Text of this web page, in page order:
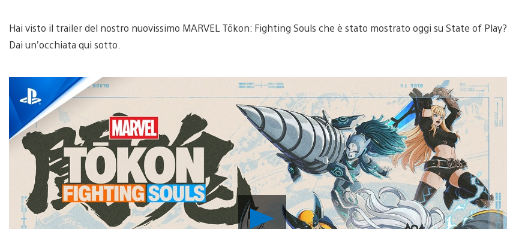
Hai visto il trailer del nostro nuovissimo MARVEL Tōkon: Fighting Souls che è stato mostrato oggi su State of Play?
Dai un’occhiata qui sotto.
Riproduci
video